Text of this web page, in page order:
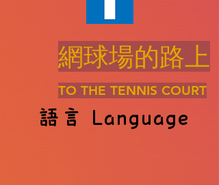
語言 Language
語言 Language
TO THE TENNIS COURT
網球場的路上